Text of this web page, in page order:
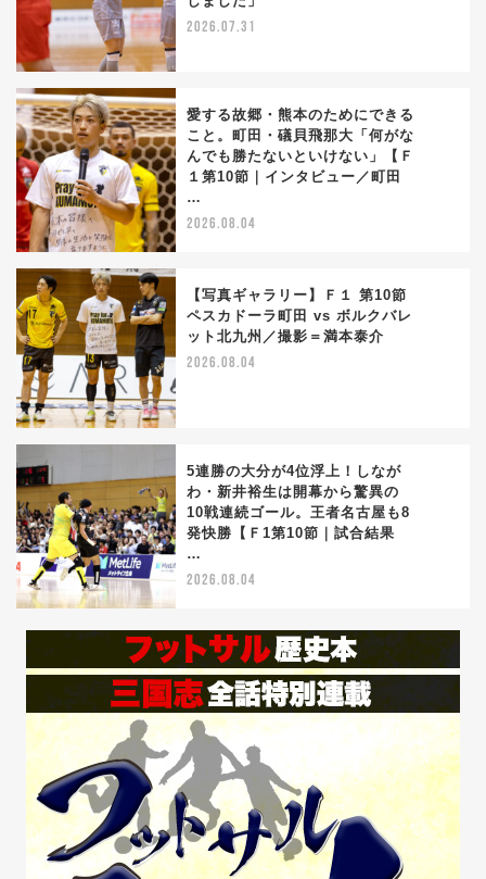
2026.07.31
愛する故郷・熊本のためにできる
こと。町田・礒貝飛那大「何がな
んでも勝たないといけない」【Ｆ
１第10節｜インタビュー／町田
…
2026.08.04
【写真ギャラリー】Ｆ１ 第10節
ペスカドーラ町田 vs ボルクバレ
ット北九州／撮影＝満本泰介
2026.08.04
5連勝の大分が4位浮上！しなが
わ・新井裕生は開幕から驚異の
10戦連続ゴール。王者名古屋も8
発快勝【Ｆ1第10節｜試合結果
…
2026.08.04